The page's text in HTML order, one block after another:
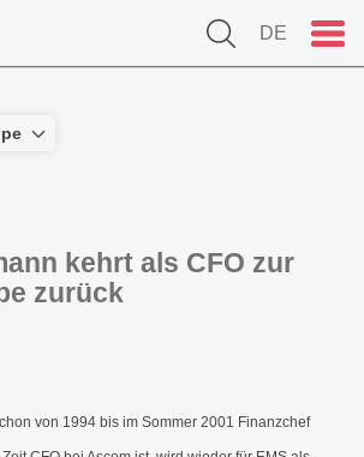
DE
kehrt als CFO zur
zurück
von 1994 bis im Sommer 2001 Finanzchef